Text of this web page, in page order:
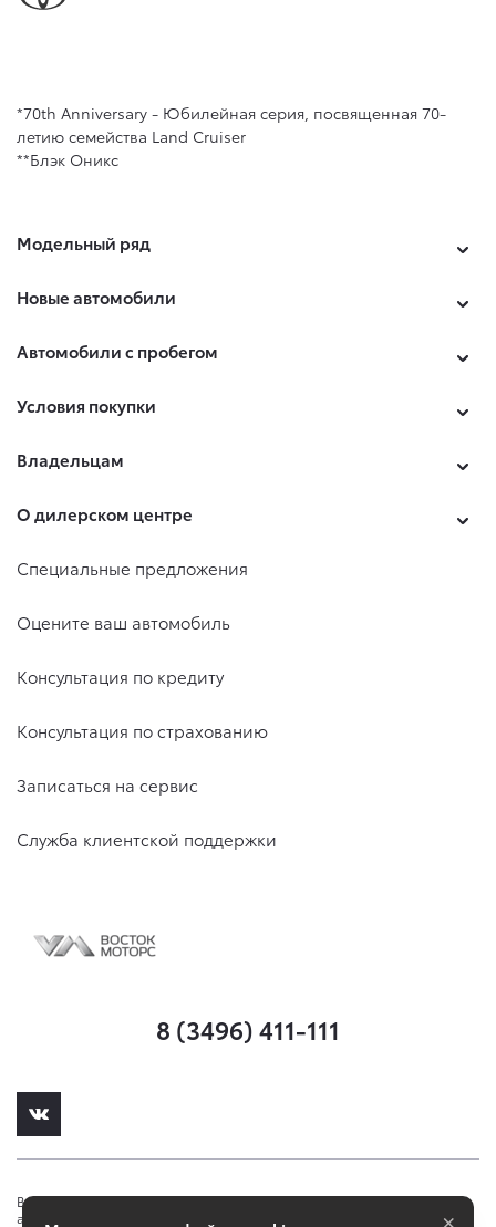
*70th Anniversary - Юбилейная серия, посвященная 70-
летию семейства Land Cruiser
**Блэк Оникс
Модельный ряд
Новые автомобили
Автомобили с пробегом
Условия покупки
Владельцам
О дилерском центре
Специальные предложения
Оцените ваш автомобиль
Консультация по кредиту
Консультация по страхованию
Записаться на сервис
Служба клиентской поддержки
8 (3496) 411-111
Вся представленная на сайте информация, касающаяся стоимости
автомобилей, аксессуаров* и сервисного обслуживания, носит